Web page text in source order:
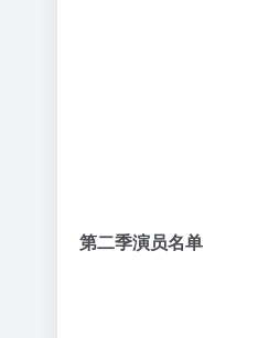
多利：Werner Coetser